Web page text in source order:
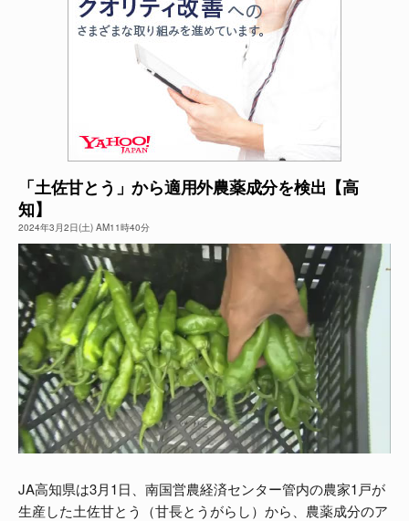
イベント情報
FNNビデオポスト（投稿）
ご意見・ご感想・ご要望
「土佐甘とう」から適用外農薬成分を検出【高
知】
2024年3月2日(土) AM11時40分
JA高知県は3月1日、南国営農経済センター管内の農家1戸が
生産した土佐甘とう（甘長とうがらし）から、農薬成分のア